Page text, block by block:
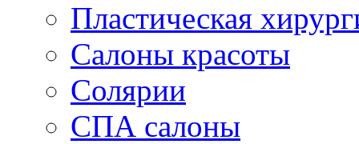
Пластическая
Салоны красоты
Солярии
СПА салоны